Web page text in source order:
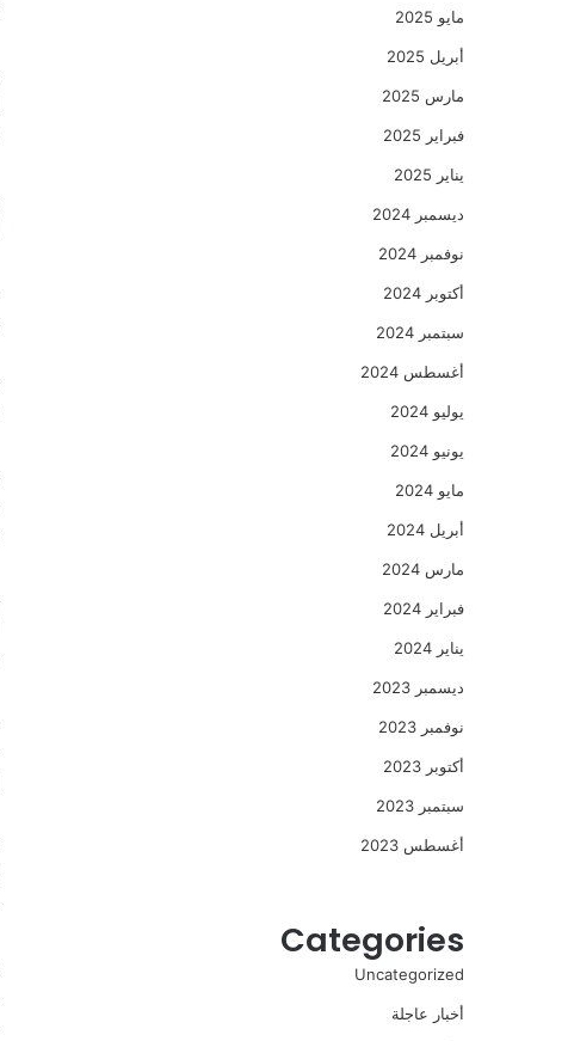
مايو 2025
أبريل 2025
مارس 2025
فبراير 2025
يناير 2025
ديسمبر 2024
نوفمبر 2024
أكتوبر 2024
سبتمبر 2024
أغسطس 2024
يوليو 2024
يونيو 2024
مايو 2024
أبريل 2024
مارس 2024
فبراير 2024
يناير 2024
ديسمبر 2023
نوفمبر 2023
أكتوبر 2023
سبتمبر 2023
أغسطس 2023
Categories
Uncategorized
أخبار عاجلة